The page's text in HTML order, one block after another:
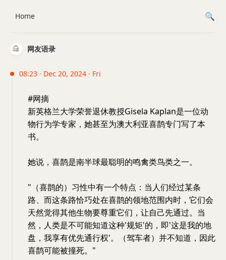
网友语录
08:23 · Dec 20, 2024 · Fri
#网摘
新英格兰大学荣誉退休教授Gisela Kaplan是一位动
物行为学专家，她甚至为澳大利亚喜鹊专门写了本
书。
她说，喜鹊是南半球最聪明的鸣禽类鸟类之一。
"（喜鹊的）习性中有一个特点：当人们经过某条
路、而这条路恰巧处在喜鹊的领地范围内时，它们会
天然觉得其他生物要尊重它们，让自己先通过。当
然，人类是不可能知道这种'规矩'的，即'这是我的地
盘，我享有优先通行权'。（驾车者）并不知道，因此
喜鹊可能被撞死。"
Home